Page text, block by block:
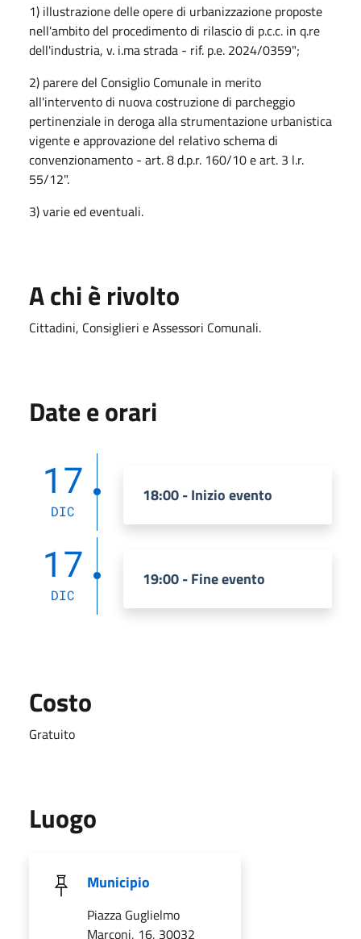
1) illustrazione delle opere di urbanizzazione proposte
nell'ambito del procedimento di rilascio di p.c.c. in q.re
dell'industria, v. i.ma strada - rif. p.e. 2024/0359";
2) parere del Consiglio Comunale in merito
all'intervento di nuova costruzione di parcheggio
pertinenziale in deroga alla strumentazione urbanistica
vigente e approvazione del relativo schema di
convenzionamento - art. 8 d.p.r. 160/10 e art. 3 l.r.
55/12".
3) varie ed eventuali.
A chi è rivolto
Cittadini, Consiglieri e Assessori Comunali.
Date e orari
17
DIC
18:00 - Inizio evento
17
DIC
19:00 - Fine evento
Costo
Gratuito
Luogo
Municipio
Piazza Guglielmo
Marconi, 16, 30032